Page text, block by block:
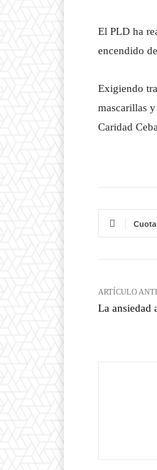
El PLD ha
encendido
Exigiendo
mascarillas
Caridad
Cuota
ARTÍCULO
La ansiedad